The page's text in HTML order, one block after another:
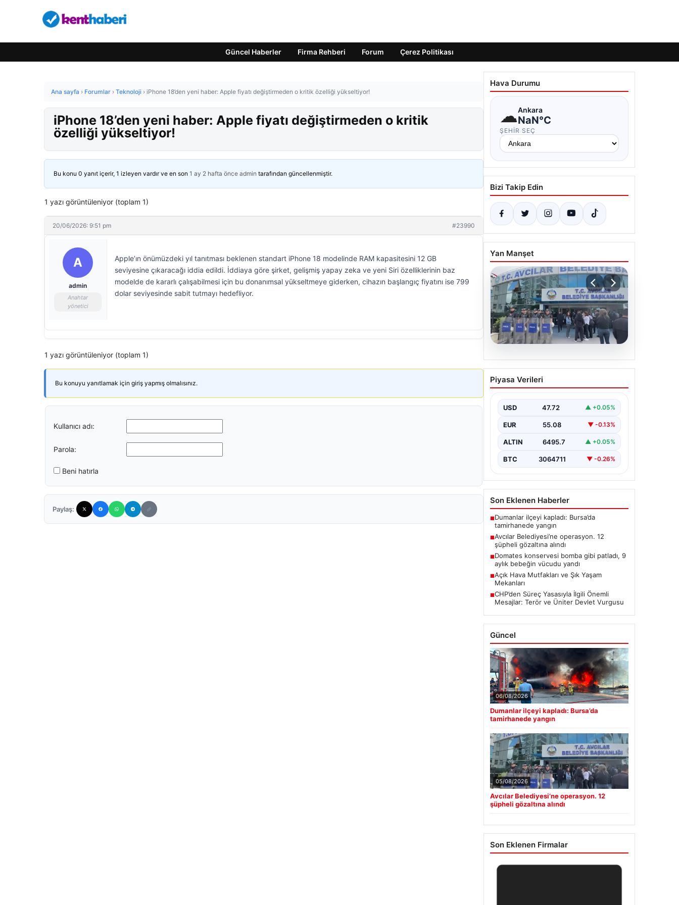
Güncel Haberler Firma Rehberi Forum Çerez Politikası
Ana sayfa › Forumlar › Teknoloji › iPhone 18’den yeni haber: Apple fiyatı değiştirmeden o kritik özelliği yükseltiyor!
iPhone 18’den yeni haber: Apple fiyatı değiştirmeden o kritik
özelliği yükseltiyor!
Bu konu 0 yanıt içerir, 1 izleyen vardır ve en son 1 ay 2 hafta önce admin tarafından güncellenmiştir.
1 yazı görüntüleniyor (toplam 1)
20/06/2026: 9:51 pm #23990
A
admin
Anahtar
yönetici
Apple’ın önümüzdeki yıl tanıtması beklenen standart iPhone 18 modelinde RAM kapasitesini 12 GB
seviyesine çıkaracağı iddia edildi. İddiaya göre şirket, gelişmiş yapay zeka ve yeni Siri özelliklerinin baz
modelde de kararlı çalışabilmesi için bu donanımsal yükseltmeye giderken, cihazın başlangıç fiyatını ise 799
dolar seviyesinde sabit tutmayı hedefliyor.
1 yazı görüntüleniyor (toplam 1)
Bu konuyu yanıtlamak için giriş yapmış olmalısınız.
Kullanıcı adı:
Parola:
Beni hatırla
Paylaş:
Hava Durumu
☁Ankara
NaN°C
ŞEHIR SEÇ
Bizi Takip Edin
Yan Manşet
Avcılar Belediyesi’ne
operasyon. 12 şüpheli
Piyasa Verileri
USD 47.72 ▲ +0.05%
EUR 55.08 ▼ -0.13%
ALTIN 6495.7 ▲ +0.05%
BTC 3064711 ▼ -0.26%
Son Eklenen Haberler
■Dumanlar ilçeyi kapladı: Bursa’da
tamirhanede yangın
■Avcılar Belediyesi’ne operasyon. 12
şüpheli gözaltına alındı
■Domates konservesi bomba gibi patladı, 9
aylık bebeğin vücudu yandı
■Açık Hava Mutfakları ve Şık Yaşam
Mekanları
■CHP’den Süreç Yasasıyla İlgili Önemli
Mesajlar: Terör ve Üniter Devlet Vurgusu
Güncel
06/08/2026
Dumanlar ilçeyi kapladı: Bursa’da
tamirhanede yangın
05/08/2026
Avcılar Belediyesi’ne operasyon. 12
şüpheli gözaltına alındı
Son Eklenen Firmalar